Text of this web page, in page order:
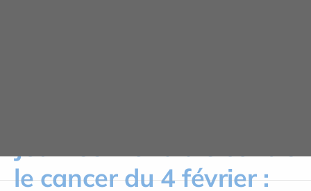
le cancer du 4 février :